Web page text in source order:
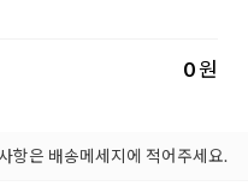
0원
항은 배송메세지에 적어주세요.